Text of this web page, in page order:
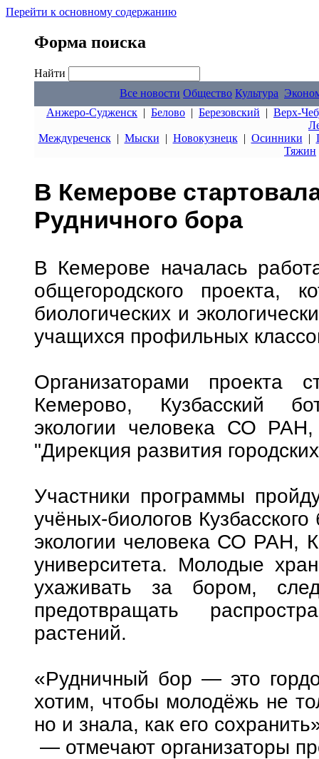
Перейти к основному содержанию
Форма поиска
Найти
Все новости Общество Культура
Анжеро-Судженск | Белово | Березовский | Верх-
Междуреченск| Мыски | Новокузнецк| Осинники |
Тяжин
В Кемерове
Рудничного бора
В Кемерове началась
общегородского проекта,
биологических и
учащихся профильных
Организаторами проекта
Кемерово, Кузбасский
экологии человека СО РАН,
"Дирекция развития
Участники программы
учёных-биологов
экологии человека СО РАН,
университета. Молодые
ухаживать за бором,
предотвращать
растений.
«Рудничный бор — это
хотим, чтобы молодёжь не
но и знала, как его
— отмечают организаторы